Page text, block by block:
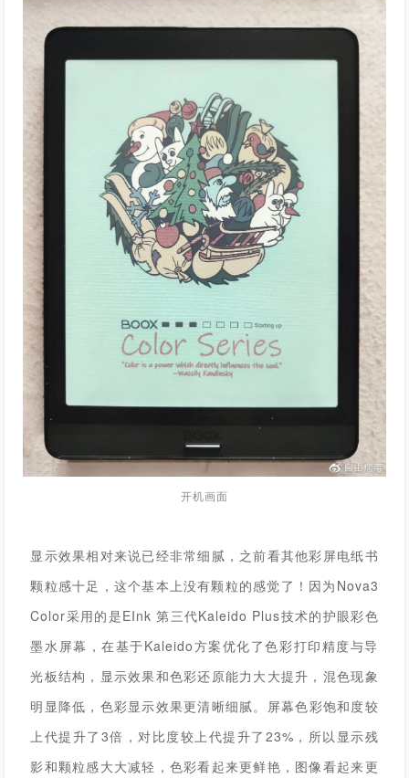
开机画面
显示效果相对来说已经非常细腻，之前看其他彩屏电纸书
颗粒感十足，这个基本上没有颗粒的感觉了！因为Nova3
Color采用的是EInk 第三代Kaleido Plus技术的护眼彩色
墨水屏幕，在基于Kaleido方案优化了色彩打印精度与导
光板结构，显示效果和色彩还原能力大大提升，混色现象
明显降低，色彩显示效果更清晰细腻。
屏幕色彩饱和度较
上代提升了3倍，对比度较上代提升了23%，所以显 示残
影和颗粒感大大减轻，色彩看起来更鲜艳，图像看起来更